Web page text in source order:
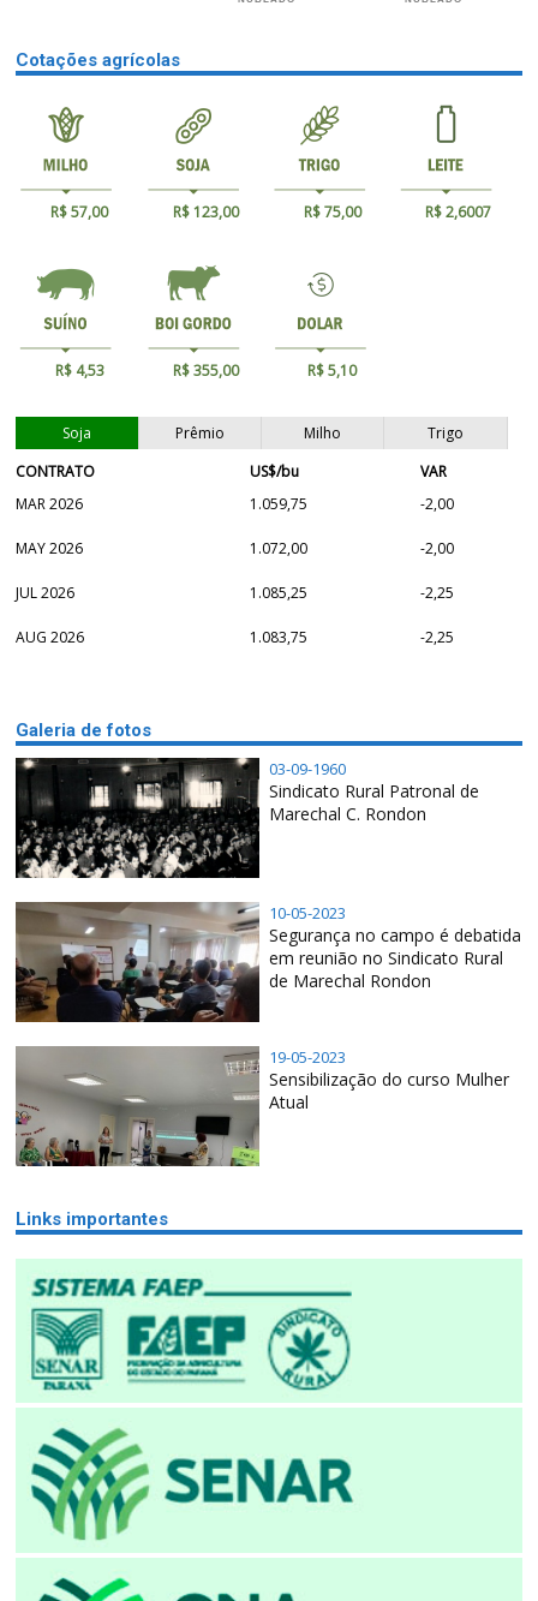
Cotações agrícolas
R$ 57,00 R$ 123,00 R$ 75,00 R$ 2,6007
R$ 4,53 R$ 355,00 R$ 5,10
Soja Prêmio Milho
Trigo
CONTRATO
US$/bu
VAR
MAR 2026
1.059,75 -2,00
MAY 2026 1.072,00 -2,00
JUL 2026 1.085,25 -2,25
AUG 2026 1.083,75 -2,25
Galeria de fotos
03-09-1960
Sindicato Rural Patronal de
Marechal C. Rondon
10-05-2023
Segurança no campo é debatida
em reunião no Sindicato Rural
de Marechal Rondon
19-05-2023
Sensibilização do curso Mulher
Atual
Links importantes